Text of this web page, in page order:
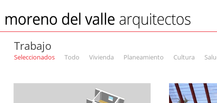
Trabajo
Seleccionados Todo Vivienda Planeamiento Cultura